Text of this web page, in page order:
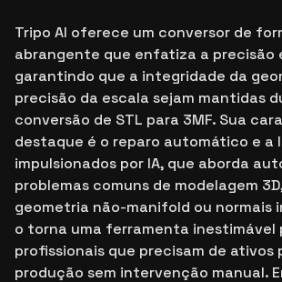
Tripo AI oferece um conversor de
abrangente que enfatiza a precisão
garantindo que a integridade da
precisão da escala sejam mantidas
conversão de STL para 3MF. Sua
destaque é o reparo automático e a
impulsionados por IA, que aborda
problemas comuns de modelagem
geometria não-manifold ou normais
o torna uma ferramenta inestimável
profissionais que precisam de ativos
produção sem intervenção manual.